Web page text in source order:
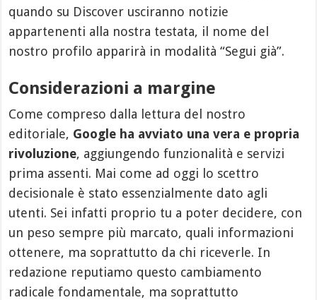
quando su Discover usciranno notizie
appartenenti alla nostra testata, il nome del
nostro profilo apparirà in modalità “Segui già”.
Considerazioni a margine
Come compreso dalla lettura del nostro
editoriale, Google ha avviato una vera e propria
rivoluzione, aggiungendo funzionalità e servizi
prima assenti. Mai come ad oggi lo scettro
decisionale è stato essenzialmente dato agli
utenti. Sei infatti proprio tu a poter decidere, con
un peso sempre più marcato, quali informazioni
ottenere, ma soprattutto da chi riceverle. In
redazione reputiamo questo cambiamento
radicale fondamentale, ma soprattutto